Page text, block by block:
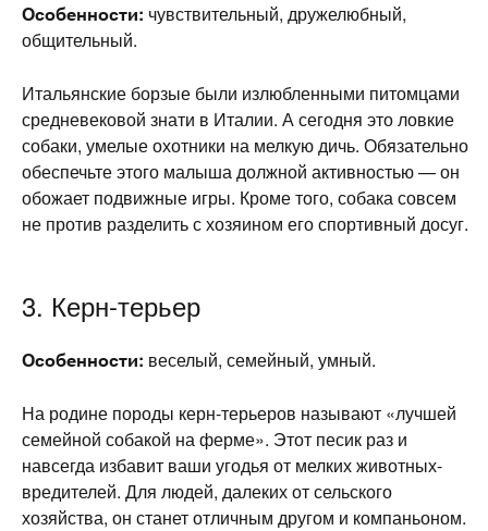
Особенности: чувствительный, дружелюбный,
общительный.
Итальянские борзые были излюбленными питомцами
средневековой знати в Италии. А сегодня это ловкие
собаки, умелые охотники на мелкую дичь. Обязательно
обеспечьте этого малыша должной активностью — он
обожает подвижные игры. Кроме того, собака совсем
не против разделить с хозяином его спортивный досуг.
3. Керн-терьер
Особенности: веселый, семейный, умный.
На родине породы керн-терьеров называют «лучшей
семейной собакой на ферме». Этот песик раз и
навсегда избавит ваши угодья от мелких животных-
вредителей. Для людей, далеких от сельского
хозяйства, он станет отличным другом и компаньоном.